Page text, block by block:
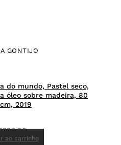
GONTIJO
do mundo, Pastel seco,
óleo sobre madeira, 80
2019
ao carrinho